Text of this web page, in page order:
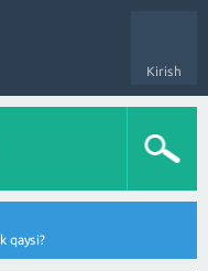
Kirish
qaysi?